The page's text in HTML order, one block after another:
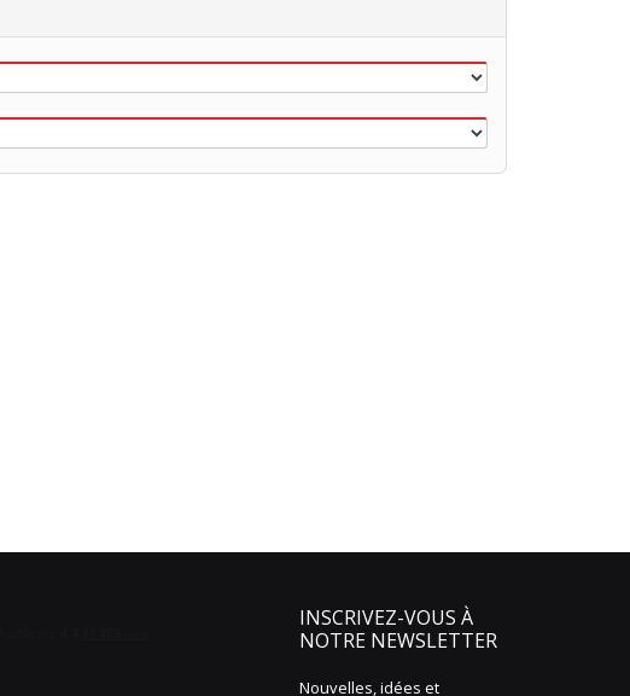
INSCRIVEZ-VOUS À
NOTRE NEWSLETTER
Nouvelles, idées et